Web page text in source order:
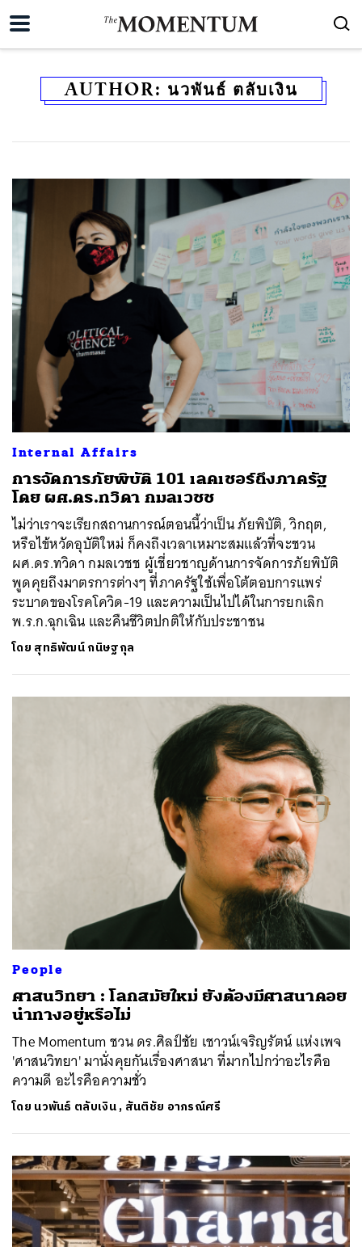
AUTHOR: นวพันธ์ ตลับเงิน
Internal Affairs
การจัดการภัยพิบัติ 101 เลคเชอร์ถึงภาครัฐ
โดย ผศ.ดร.ทวิดา กมลเวชช
ไม่ว่าเราจะเรียกสถานการณ์ตอนนี้ว่าเป็น ภัยพิบัติ, วิกฤต,
หรือไข้หวัดอุบัติใหม่ ก็คงถึงเวลาเหมาะสมแล้วที่จะชวน
ผศ.ดร.ทวิดา กมลเวชช ผู้เชี่ยวชาญด้านการจัดการภัยพิบัติ
พูดคุยถึงมาตรการต่างๆ ที่ภาครัฐใช้เพื่อโต้ตอบการแพร่
ระบาดของโรคโควิด-19 และความเป็นไปได้ในการยกเลิก
พ.ร.ก.ฉุกเฉิน และคืนชีวิตปกติให้กับประชาชน
โดย สุทธิพัฒน์ กนิษฐกุล
People
ศาสนวิทยา : โลกสมัยใหม่ ยังต้องมีศาสนาคอย
นำทางอยู่หรือไม่
The Momentum ชวน ดร.ศิลป์ชัย เชาวน์เจริญรัตน์ แห่งเพจ
'ศาสนวิทยา' มานั่งคุยกันเรื่องศาสนา ที่มากไปกว่าอะไรคือ
ความดี อะไรคือความชั่ว
โดย นวพันธ์ ตลับเงิน, สันติชัย อาภรณ์ศรี